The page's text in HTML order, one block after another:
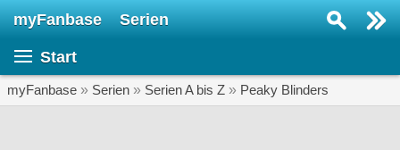
myFanbase Serien
Start
myFanbase » Serien » Serien A bis Z » Peaky Blinders
SERIEN